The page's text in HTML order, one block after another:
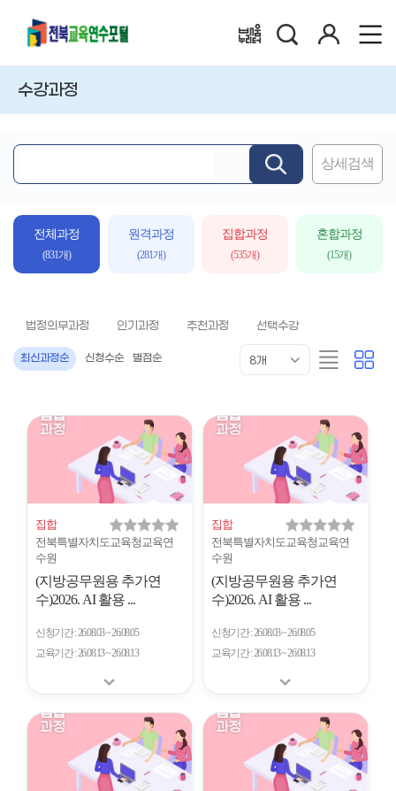
배움누리터
수강과정
심
상세검색
전체과정
(831개)
원격과정
(281개)
집합과정
(535개)
혼합과정
(15개)
법정의무과정 인기과정 추천과정 선택수강
최신과정순 신청수순 별점순
개
수
8개
리
스
카
드
집합
전북특별자치도교육청교육연
수원
(지방공무원용 추가연
수)2026. AI 활용 ...
신청기간 26.08.03 ~ 26.08.05
교육기간 26.08.13 ~ 26.08.13
집합
전북특별자치도교육청교육연
수원
(지방공무원용 추가연
수)2026. AI 활용 ...
신청기간 26.08.03 ~ 26.08.05
교육기간 26.08.13 ~ 26.08.13